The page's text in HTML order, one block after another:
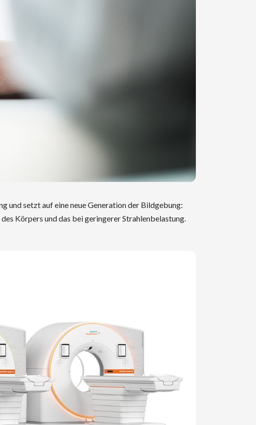
und setzt auf eine neue Generation der Bildgebung:
Körpers und das bei geringerer Strahlenbelastung.